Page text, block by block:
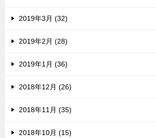
2019年3月 (32)
2019年2月 (28)
2019年1月 (36)
2018年12月 (26)
2018年11月 (35)
2018年10月 (15)